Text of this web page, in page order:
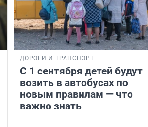
ДОРОГИ И ТРАНСПОРТ
С 1 сентября детей будут
возить в автобусах по
новым правилам — что
важно знать